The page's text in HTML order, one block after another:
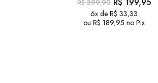
R$399,90
6x de R$ 33,33
ou R$ 189,95 no Pix